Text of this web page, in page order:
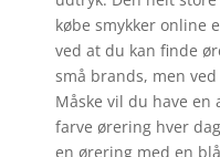
købe smykker online
ved at du kan finde
små brands, men
Måske vil du have en
farve ørering hver
en ørering med en